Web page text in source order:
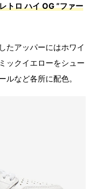
トロ ハイ OG ”ファー
たアッパーにはホワイ
ックイエローをシュー
ルなど各所に配色。